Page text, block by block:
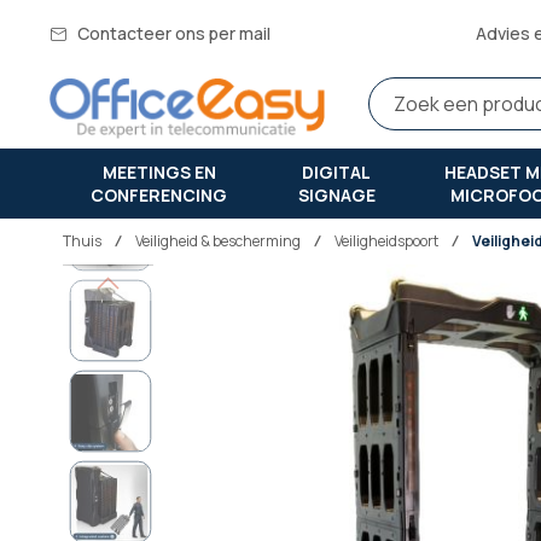
Contacteer ons per mail Advies
MEETINGS EN
CONFERENCING
DIGITAL
SIGNAGE
HEADSET
Thuis veiligheid & bescherming Veiligheidspoort
Ga
naar
het
einde
van
afbeeldingen-
gallerij